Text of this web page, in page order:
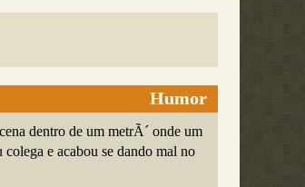
Humor
dentro de um metrÃ´ onde um
e acabou se dando mal no